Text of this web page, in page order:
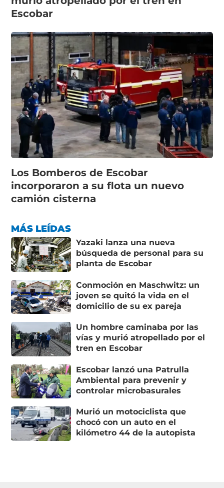
Escobar
Los Bomberos de Escobar
incorporaron a su flota un nuevo
camión cisterna
MÁS LEÍDAS
Yazaki lanza una nueva
búsqueda de personal para su
planta de Escobar
Conmoción en Maschwitz: un
joven se quitó la vida en el
domicilio de su ex pareja
Un hombre caminaba por las
vías y murió atropellado por el
tren en Escobar
Escobar lanzó una Patrulla
Ambiental para prevenir y
controlar microbasurales
Murió un motociclista que
chocó con un auto en el
kilómetro 44 de la autopista